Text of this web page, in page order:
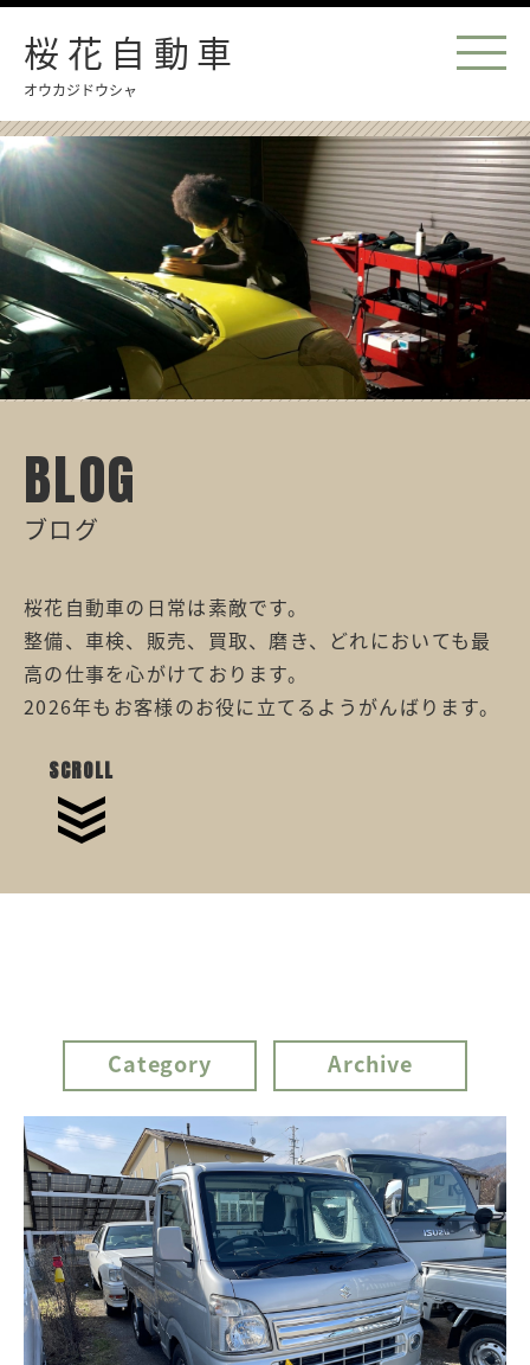
桜花自動車
オウカジドウシャ
BLOG
ブログ
桜花自動車の日常は素敵です。
整備、車検、販売、買取、磨き、どれにおいても最
高の仕事を心がけております。
2026年もお客様のお役に立てるようがんばります。
SCROLL
Category Archive